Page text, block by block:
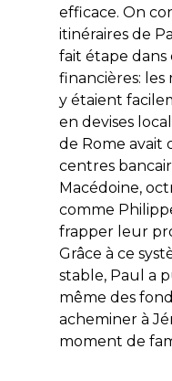
efficace. On
itinéraires de
fait étape dans
financières: les
y étaient
en devises
de Rome avait
centres
Macédoine,
comme
frapper leur
Grâce à ce
stable, Paul a
même des
acheminer à
moment de